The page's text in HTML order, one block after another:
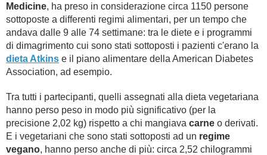
Medicine, ha preso in considerazione circa 1150 persone
sottoposte a differenti regimi alimentari, per un tempo che
andava dalle 9 alle 74 settimane: tra le diete e i programmi
di dimagrimento cui sono stati sottoposti i pazienti c'erano la
dieta Atkins e il piano alimentare della American Diabetes
Association, ad esempio.
Tra tutti i partecipanti, quelli assegnati alla dieta vegetariana
hanno perso peso in modo più significativo (per la
precisione 2,02 kg) rispetto a chi mangiava carne o derivati.
E i vegetariani che sono stati sottoposti ad un regime
vegano, hanno perso anche di più: circa 2,52 chilogrammi